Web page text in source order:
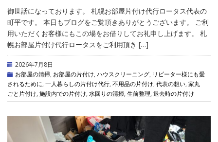
御世話になっております。 札幌お部屋片付け代行ロータス代表の
町平です。 本日もブログをご覧頂きありがとうございます。 ご利
用いただくお客様にもこの場をお借りしてお礼申し上げます。 札
幌お部屋片付け代行ロータスをご利用頂き […]
2026年7月8日
お部屋の清掃, お部屋の片付け, ハウスクリーニング, リピーター様にも愛
されるために, 一人暮らしの片付け代行, 不用品の片付け, 代表の想い, 家丸
ごと片付け, 施設内での片付け, 水回りの清掃, 生前整理, 退去時の片付け